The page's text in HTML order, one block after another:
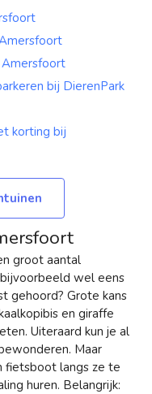
Amersfoort
bij DierenPark
korting bij
groot aantal
wel eens
gehoord? Grote kans
en giraffe
Uiteraard kun je al
Maar
fietsboot langs ze te
huren. Belangrijk: